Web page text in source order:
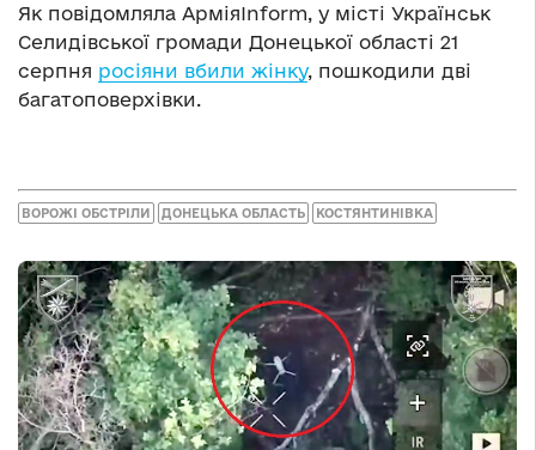
Як повідомляла АрміяInform, у місті Українськ
Селидівської громади Донецької області 21
серпня росіяни вбили жінку, пошкодили дві
багатоповерхівки.
ВОРОЖІ ОБСТРІЛИ ДОНЕЦЬКА ОБЛАСТЬ КОСТЯНТИНІВКА